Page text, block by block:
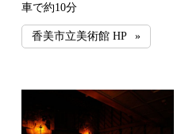
車で約10分
香美市立美術館 HP